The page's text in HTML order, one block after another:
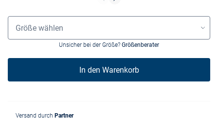
Grössenauswahl
Größe wählen
Unsicher bei der Größe? Größenberater
In den Warenkorb
Versand durch Partner